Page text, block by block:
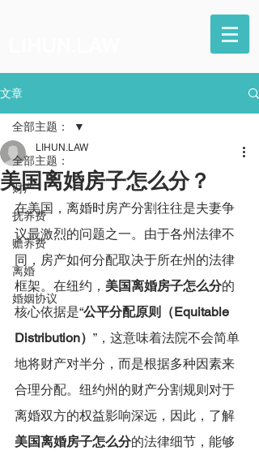
文章
全部主题：
财产
抚养费
赡养费
离婚
婚姻协议
全部主题：
美国离婚房子怎么分？
LIHUN.LAW
在美国，离婚时房产分割往往是夫妻争
议最激烈的问题之一。由于各州法律不
同，房产如何分配取决于所在州的法律
框架。在纽约， 美国离婚房子怎么分的
核心依据是“公平分配原则（Equitable
Distribution） ”，这意味着法院不会简单
地将财产对半分，而是根据多种因素来
合理分配。纽约州的财产分割规则对于
离婚双方的权益影响深远，因此，了解
美国离婚房子怎么分的法律细节，能够